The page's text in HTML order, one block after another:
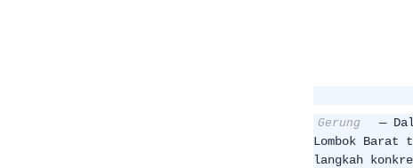
Gerung
—
Lombok Barat
langkah